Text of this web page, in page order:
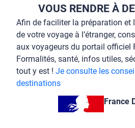
VOUS RENDRE À
Afin de faciliter la préparation et
de votre voyage à l’étranger,
aux voyageurs du portail officiel
Formalités, santé, infos utiles,
tout y est ! Je consulte les
destinations
France